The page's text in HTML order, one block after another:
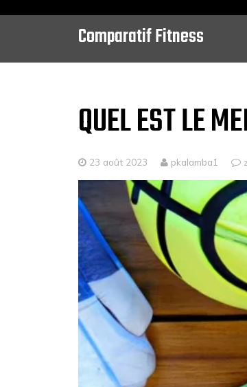
Comparatif Fitness
QUEL EST LE
23 août 2023 pkalamba1